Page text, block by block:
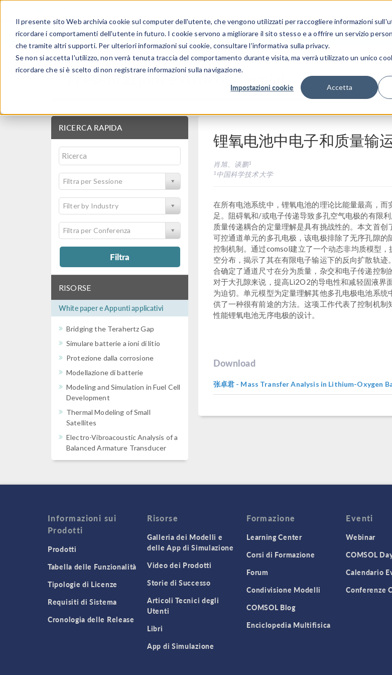
Il presente sito Web archivia cookie sul computer dell'utente, che vengono utilizzati per raccogliere informazioni
ricordare i comportamenti dell'utente in futuro. I cookie servono a migliorare il sito stesso e a offrire un servizio
che tramite altri supporti. Per ulteriori informazioni sui cookie, consultare l'informativa sulla privacy.
Se non si accetta l'utilizzo, non verrà tenuta traccia del comportamento durante visita, ma verrà utilizzato un unico
ricordare che si è scelto di non registrare informazioni sulla navigazione.
Impostazioni cookie Accetta
PRODOTTI SETTORI INDUSTRIALI GALLERIA
Presentazioni e Articoli Tecnici
RICERCA RAPIDA
Filtra per Sessione
Filter by Industry
Filtra per Conferenza
Filtra
RISORSE
White paper e Appunti applicativi
Bridging the Terahertz Gap
Simulare batterie a ioni di litio
Protezione dalla corrosione
Modellazione di batterie
Modeling and Simulation in Fuel Cell
Development
Thermal Modeling of Small
Satellites
Electro-Vibroacoustic Analysis of a
Balanced Armature Transducer
锂氧电池中电子和质量输
肖旭、谈鹏1
1中国科学技术大学
在所有电池系统中，锂氧电池的理论比能量最高，而
足。阻碍氧和/或电子传递导致多孔空气电极的有限
质量传递耦合的定量理解是具有挑战性的。本文首创
可控通道单元的多孔电极，该电极排除了无序孔隙的
控制机制。通过comsol建立了一个动态非均质模型
空分布，揭示了其在有限电子输运下的反向扩散轨迹
合确定了通道尺寸在分为质量，杂交和电子传递控制
对于大孔隙来说，提高Li2O2的导电性和减轻固液界
为迫切。单元模型为定量理解其他多孔电极电池系统
供了一种很有前途的方法。这项工作代表了控制机制
性能锂氧电池无序电极的设计。
Download
张卓君 - Mass Transfer Analysis in Lithium-Oxygen
Informazioni sui
Prodotti
Prodotti
Tabella delle Funzionalità
Tipologie di Licenze
Requisiti di Sistema
Cronologia delle Release
Risorse
Galleria dei Modelli e
delle App di Simulazione
Video dei Prodotti
Storie di Successo
Articoli Tecnici degli
Utenti
Libri
App di Simulazione
Formazione
Learning Center
Corsi di Formazione
Forum
Condivisione Modelli
COMSOL Blog
Enciclopedia Multifisica
Eventi
Webinar
COMSOL
Calendario
Conferenze